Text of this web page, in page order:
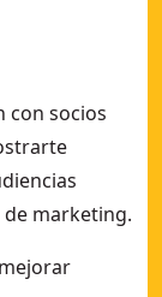
con socios
marketing.